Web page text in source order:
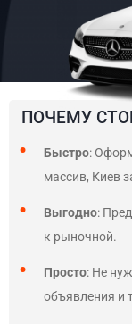
ПОЧЕМУ
Быстро:
массив, Киев
Выгодно:
к рыночной.
Просто: Не
объявления и